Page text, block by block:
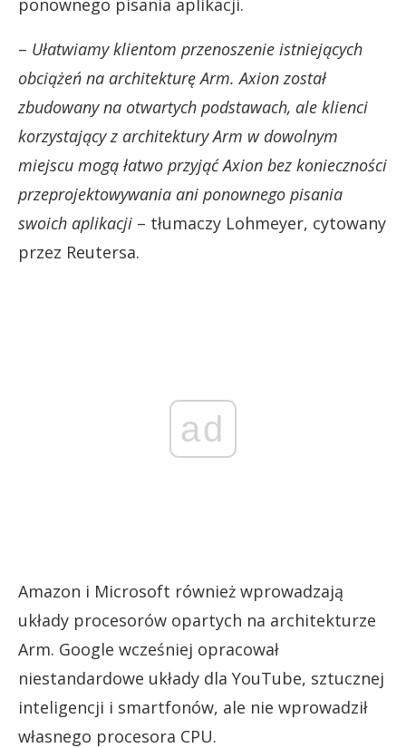
– Ułatwiamy klientom przenoszenie istniejących
obciążeń na architekturę Arm. Axion został
zbudowany na otwartych podstawach, ale klienci
korzystający z architektury Arm w dowolnym
miejscu mogą łatwo przyjąć Axion bez konieczności
przeprojektowywania ani ponownego pisania
swoich aplikacji – tłumaczy Lohmeyer, cytowany
przez Reutersa.
ad
Amazon i Microsoft również wprowadzają
układy procesorów opartych na architekturze
Arm. Google wcześniej opracował
niestandardowe układy dla YouTube, sztucznej
inteligencji i smartfonów, ale nie wprowadził
własnego procesora CPU.